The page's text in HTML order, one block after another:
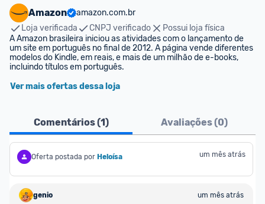
Amazon
amazon.com.br
Loja verificada
CNPJ verificado
Possui loja física
A Amazon brasileira iniciou as atividades com o lançamento de
um site em português no final de 2012. A página vende diferentes
modelos do Kindle, em reais, e mais de um milhão de e-books,
incluindo títulos em português.
Ver mais ofertas dessa loja
Comentários (1) Avaliações (0)
Oferta postada por Heloísa um mês atrás
genio
um mês atrás